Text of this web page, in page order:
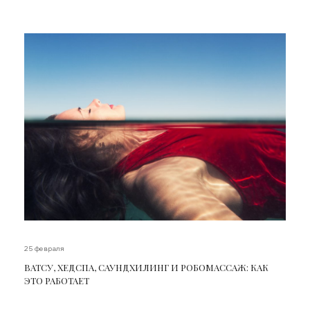
25 февраля
ВАТСУ, ХЕДСПА, САУНДХИЛИНГ И РОБОМАССАЖ: КАК
ЭТО РАБОТАЕТ